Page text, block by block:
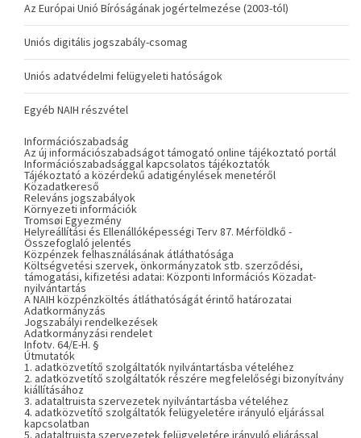
Az Európai Unió Bíróságának jogértelmezése (2003-tól)
Uniós digitális jogszabály-csomag
Uniós adatvédelmi felügyeleti hatóságok
Egyéb NAIH részvétel
Információszabadság
Az új információszabadságot támogató online tájékoztató portál
Információszabadsággal kapcsolatos tájékoztatók
Tájékoztató a közérdekű adatigénylések menetéről
Közadatkereső
Releváns jogszabályok
Környezeti információk
Tromsøi Egyezmény
Helyreállítási és Ellenállóképességi Terv 87. Mérföldkő -
Összefoglaló jelentés
Közpénzek felhasználásának átláthatósága
Költségvetési szervek, önkormányzatok stb. szerződési,
támogatási, kifizetési adatai: Központi Információs Közadat-
nyilvántartás
A NAIH közpénzköltés átláthatóságát érintő határozatai
Adatkormányzás
Jogszabályi rendelkezések
Adatkormányzási rendelet
Infotv. 64/E-H. §
Útmutatók
1. adatközvetítő szolgáltatók nyilvántartásba vételéhez
2. adatközvetítő szolgáltatók részére megfelelőségi bizonyítvány
kiállításához
3. adataltruista szervezetek nyilvántartásba vételéhez
4. adatközvetítő szolgáltatók felügyeletére irányuló eljárással
kapcsolatban
5. adataltruista szervezetek felügyeletére irányuló eljárással